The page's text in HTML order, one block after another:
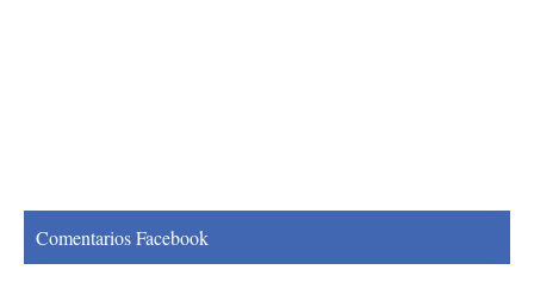
Comentarios Facebook